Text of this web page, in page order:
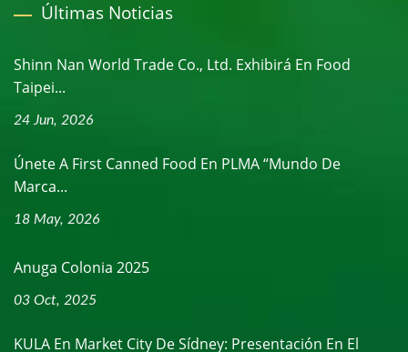
Últimas Noticias
Shinn Nan World Trade Co., Ltd. Exhibirá En Food
Taipei...
24 Jun, 2026
Únete A First Canned Food En PLMA “Mundo De
Marca...
18 May, 2026
Anuga Colonia 2025
03 Oct, 2025
KULA En Market City De Sídney: Presentación En El